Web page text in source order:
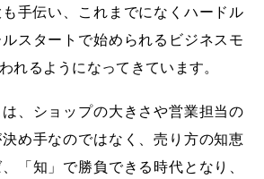
手伝い、これまでになくハードル
スタートで始められるビジネスモ
れるようになってきています。
、ショップの大きさや営業担当の
め手なのではなく、売り方の知恵
「知」で勝負できる時代となり、